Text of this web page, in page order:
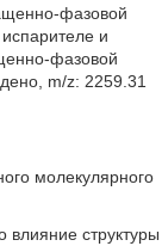
фазовой
и
фазовой
m/z: 2259.31
молекулярного
структуры